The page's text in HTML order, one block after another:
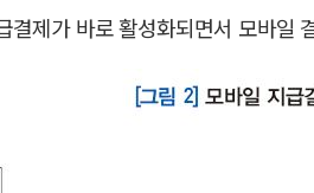
제가 바로 활성화되면서 모바일